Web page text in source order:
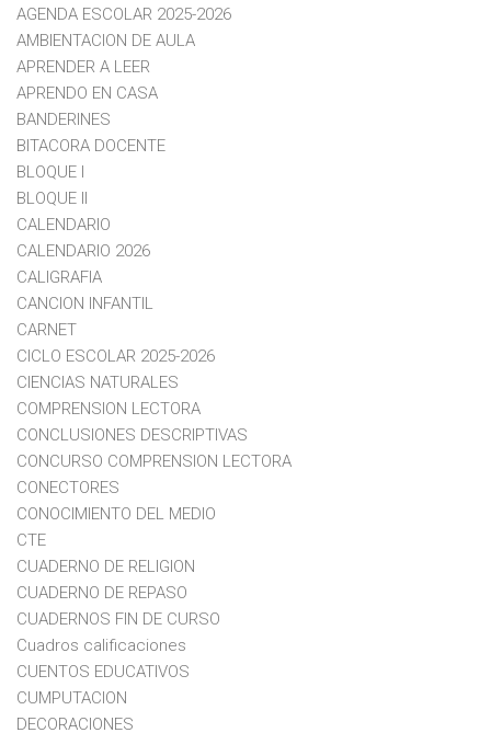
AGENDA ESCOLAR 2025-2026
AMBIENTACION DE AULA
APRENDER A LEER
APRENDO EN CASA
BANDERINES
BITACORA DOCENTE
BLOQUE I
BLOQUE II
CALENDARIO
CALENDARIO 2026
CALIGRAFIA
CANCION INFANTIL
CARNET
CICLO ESCOLAR 2025-2026
CIENCIAS NATURALES
COMPRENSION LECTORA
CONCLUSIONES DESCRIPTIVAS
CONCURSO COMPRENSION LECTORA
CONECTORES
CONOCIMIENTO DEL MEDIO
CTE
CUADERNO DE RELIGION
CUADERNO DE REPASO
CUADERNOS FIN DE CURSO
Cuadros calificaciones
CUENTOS EDUCATIVOS
CUMPUTACION
DECORACIONES